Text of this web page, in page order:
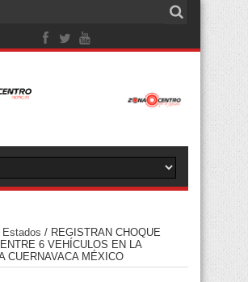
Estados / REGISTRAN CHOQUE
6 VEHÍCULOS EN LA
CUERNAVACA MÉXICO